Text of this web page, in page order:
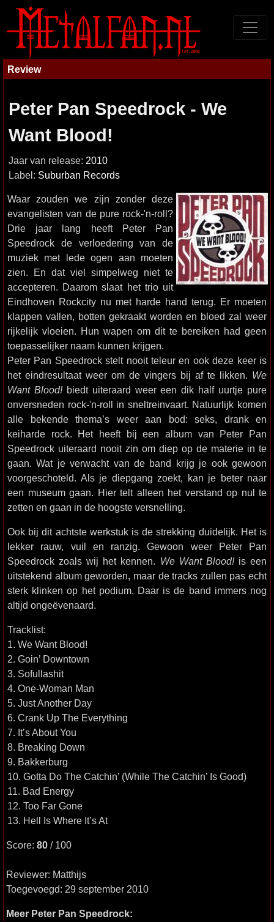
Review
Peter Pan Speedrock - We
Want Blood!
Jaar van release: 2010
Label: Suburban Records
Waar zouden we zijn zonder deze
evangelisten van de pure rock-'n-roll?
Drie jaar lang heeft Peter Pan
Speedrock de verloedering van de
muziek met lede ogen aan moeten
zien. En dat viel simpelweg niet te
accepteren. Daarom slaat het trio uit
Eindhoven Rockcity nu met harde hand terug. Er moeten
klappen vallen, botten gekraakt worden en bloed zal weer
rijkelijk vloeien. Hun wapen om dit te bereiken had geen
toepasselijker naam kunnen krijgen.
Peter Pan Speedrock stelt nooit teleur en ook deze keer is
het eindresultaat weer om de vingers bij af te likken. We
Want Blood!biedt uiteraard weer een dik half uurtje pure
onversneden rock-'n-roll in sneltreinvaart. Natuurlijk komen
alle bekende thema’s weer aan bod: seks, drank en
keiharde rock. Het heeft bij een album van Peter Pan
Speedrock uiteraard nooit zin om diep op de materie in te
gaan. Wat je verwacht van de band krijg je ook gewoon
voorgeschoteld. Als je diepgang zoekt, kan je beter naar
een museum gaan. Hier telt alleen het verstand op nul te
zetten en gaan in de hoogste versnelling.
Ook bij dit achtste werkstuk is de strekking duidelijk. Het is
lekker rauw, vuil en ranzig. Gewoon weer Peter Pan
Speedrock zoals wij het kennen. We Want Blood!is een
uitstekend album geworden, maar de tracks zullen pas echt
sterk klinken op het podium. Daar is de band immers nog
altijd ongeëvenaard.
Tracklist:
1. We Want Blood!
2. Goin’ Downtown
3. Sofullashit
4. One-Woman Man
5. Just Another Day
6. Crank Up The Everything
7. It’s About You
8. Breaking Down
9. Bakkerburg
10. Gotta Do The Catchin’ (While The Catchin’ Is Good)
11. Bad Energy
12. Too Far Gone
13. Hell Is Where It’s At
Score: 80 / 100
Reviewer: Matthijs
Toegevoegd: 29 september 2010
Meer Peter Pan Speedrock: